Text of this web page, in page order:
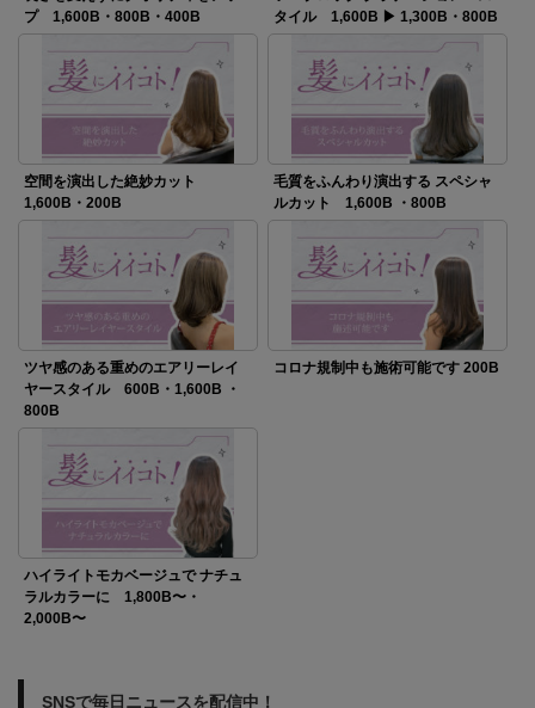
プ 1,600B・800B・400B
タイル 1,600B ▶ 1,300B・800B
空間を演出した絶妙カット
1,600B・200B
毛質をふんわり演出する スペシャ
ルカット 1,600B ・800B
ツヤ感のある重めのエアリーレイ
ヤースタイル 600B・1,600B ・
800B
コロナ規制中も施術可能です 200B
ハイライトモカベージュで ナチュ
ラルカラーに 1,800B〜・
2,000B〜
SNSで毎日ニュースを配信中！